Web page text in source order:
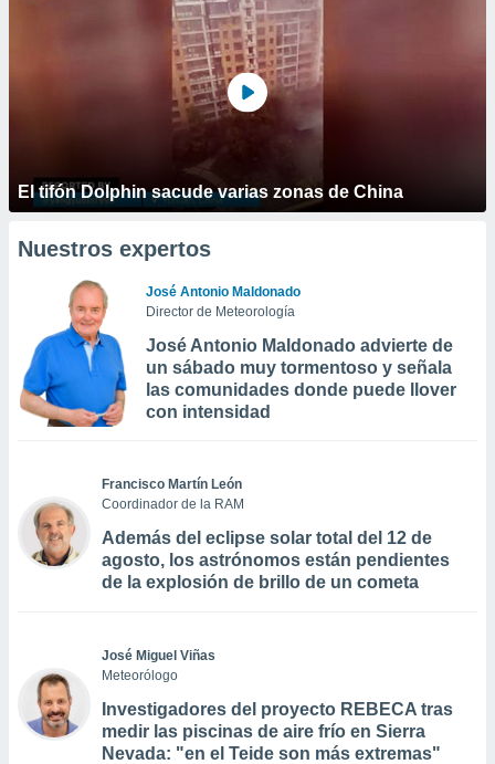
El tifón Dolphin sacude varias zonas de China
Nuestros expertos
José Antonio Maldonado
Director de Meteorología
José Antonio Maldonado advierte de
un sábado muy tormentoso y señala
las comunidades donde puede llover
con intensidad
Francisco Martín León
Coordinador de la RAM
Además del eclipse solar total del 12 de
agosto, los astrónomos están pendientes
de la explosión de brillo de un cometa
José Miguel Viñas
Meteorólogo
Investigadores del proyecto REBECA tras
medir las piscinas de aire frío en Sierra
Nevada: "en el Teide son más extremas"